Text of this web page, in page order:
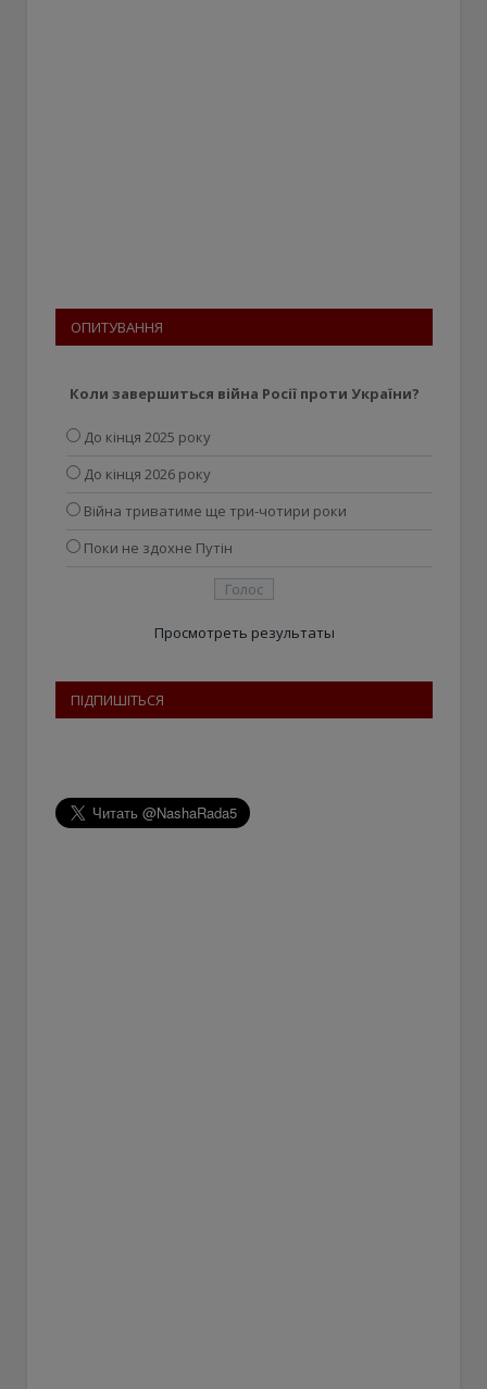
ОПИТУВАННЯ
Коли завершиться війна Росії проти України?
До кінця 2025 року
До кінця 2026 року
Війна триватиме ще три-чотири роки
Поки не здохне Путін
Просмотреть результаты
ПІДПИШІТЬСЯ